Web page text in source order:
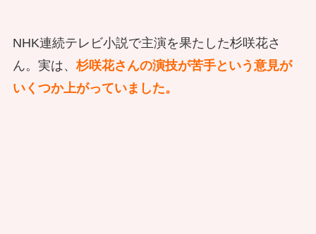
NHK連続テレビ小説で主演を果たした杉咲花さ
ん。実は、杉咲花さんの演技が苦手という意見が
いくつか上がっていました。